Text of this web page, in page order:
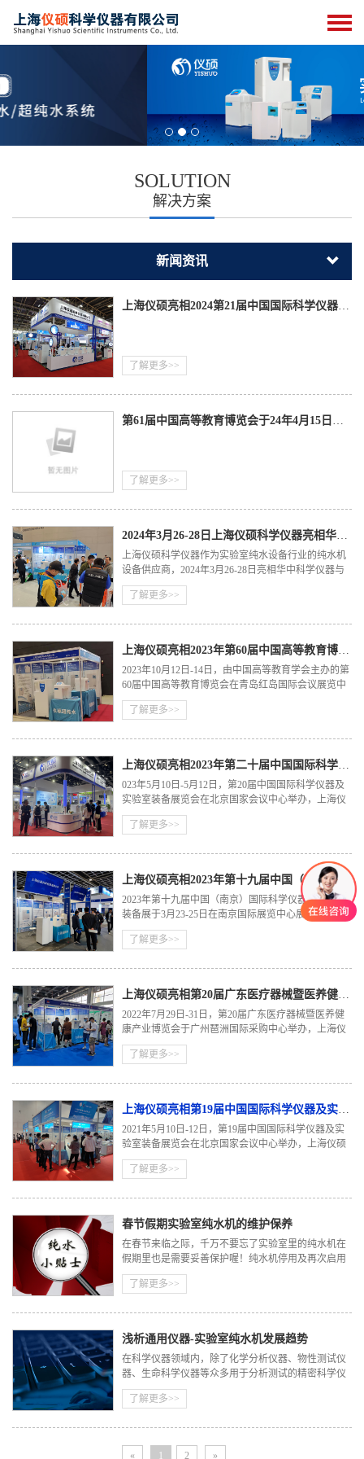
SOLUTION
解决方案
新闻资讯
上海仪硕亮相2024第21届中国国际科学仪器及实验室装备展览会
了解更多>>
第61届中国高等教育博览会于24年4月15日拉开帷幕，欢迎莅临指导！
了解更多>>
2024年3月26-28日上海仪硕科学仪器亮相华中科学仪器与实验室装备展览会
上海仪硕科学仪器作为实验室纯水设备行业的纯水机
设备供应商，2024年3月26-28日亮相华中科学仪器与
实验室装备展览会。诚挚邀请您莅临武汉•中国光谷科
技会展中心A2馆285号展位，参观治谈。
了解更多>>
上海仪硕亮相2023年第60届中国高等教育博览会
2023年10月12日-14日，由中国高等教育学会主办的第
60届中国高等教育博览会在青岛红岛国际会议展览中
心举办。上海仪硕科学仪器作为实验室纯水设备行业
的纯水机设备供应商，携旗下全系列实验室纯水系统
了解更多>>
上海仪硕亮相2023年第二十届中国国际科学仪器及实验室装备展览会
023年5月10日-5月12日，第20届中国国际科学仪器及
实验室装备展览会在北京国家会议中心举办，上海仪
硕科学仪器作为实验室纯水设备行业的纯水机设备供
应商，携旗下全系列实验室纯水系统产品亮相此展
了解更多>>
2023年第十九届中国（南京）国际科学仪器及实验室
装备展于3月23-25日在南京国际展览中心展出，上海
仪硕实验室纯水设备参与此次展览，E111展位，诚邀
您莅临指导，期待与您会面！
了解更多>>
上海仪硕亮相第20届广东医疗器械暨医养健康产业博览会
2022年7月29日-31日，第20届广东医疗器械暨医养健
康产业博览会于广州琶洲国际采购中心举办，上海仪
硕科学仪器作为实验室纯水设备行业的纯水机设备供
应商，亮相此展会。欢迎各界人士莅临参观。
了解更多>>
上海仪硕亮相第19届中国国际科学仪器及实验室装备展览会
2021年5月10日-12日，第19届中国国际科学仪器及实
验室装备展览会在北京国家会议中心举办，上海仪硕
科学仪器作为实验室纯水设备行业的纯水机设备供应
商，亮相此展会。 上海仪硕自创办以后，持续创新，
了解更多>>
春节假期实验室纯水机的维护保养
在春节来临之际，千万不要忘了实验室里的纯水机在
假期里也是需要妥善保护喔！纯水机停用及再次启用
需注意哪些问题呢？
了解更多>>
浅析通用仪器-实验室纯水机发展趋势
在科学仪器领域内，除了化学分析仪器、物性测试仪
器、生命科学仪器等众多用于分析测试的精密科学仪
器之外，还有一大类仪器虽不能直接对样品进行定量
或定性分析，但对于实验室分析测试工作的有效开展
了解更多>>
« 1 2 »